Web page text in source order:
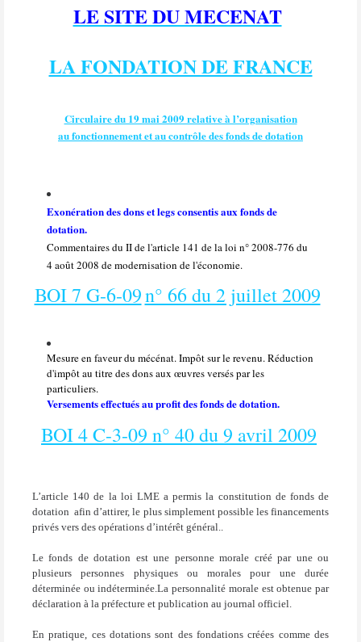
LE SITE DU MECENAT
LA FONDATION DE FRANCE
Circulaire du 19 mai 2009 relative à l’organisation
au fonctionnement et au contrôle des fonds de dotation
Exonération des dons et legs consentis aux fonds de
dotation.
Commentaires du II de l'article 141 de la loi n° 2008-776 du
4 août 2008 de modernisation de l'économie.
BOI 7 G-6-09n° 66 du 2 juillet 2009
Mesure en faveur du mécénat. Impôt sur le revenu. Réduction
d'impôt au titre des dons aux œuvres versés par les
particuliers.
Versements effectués au profit des fonds de dotation.
BOI 4 C-3-09 n° 40 du 9 avril 2009
L’article 140 de la loi LME a permis la constitution de fonds de
dotation afin d’attirer, le plus simplement possible les financements
privés vers des opérations d’intérêt général..
Le fonds de dotation est une personne morale créé par une ou
plusieurs personnes physiques ou morales pour une durée
déterminée ou indéterminée.La personnalité morale est obtenue par
déclaration à la préfecture et publication au journal officiel.
En pratique, ces dotations sont des fondations créées comme des